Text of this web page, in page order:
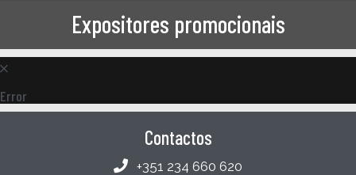
Expositores promocionais
Error
Contactos
+351 234 660 620